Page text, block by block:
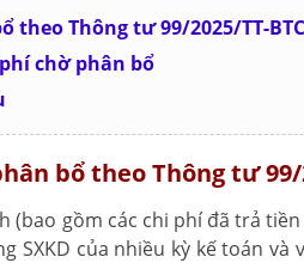
theo Thông tư 99/2025/TT-BTC
chờ phân bổ
bổ theo Thông tư 99/
(bao gồm các chi phí đã trả
của nhiều kỳ kế toán và